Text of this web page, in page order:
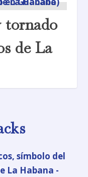
tornado
de La
símbolo del
La Habana -